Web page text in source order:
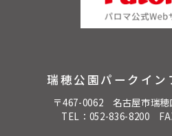
瑞穂公園パークイン
〒467-0062 名古屋市瑞穂
TEL： 052-836-8200